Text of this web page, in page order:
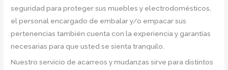
seguridad para proteger sus muebles y electrodomésticos,
el personal encargado de embalar y/o empacar sus
pertenencias también cuenta con la experiencia y garantías
necesarias para que usted se sienta tranquilo.
Nuestro servicio de acarreos y mudanzas sirve para distintos